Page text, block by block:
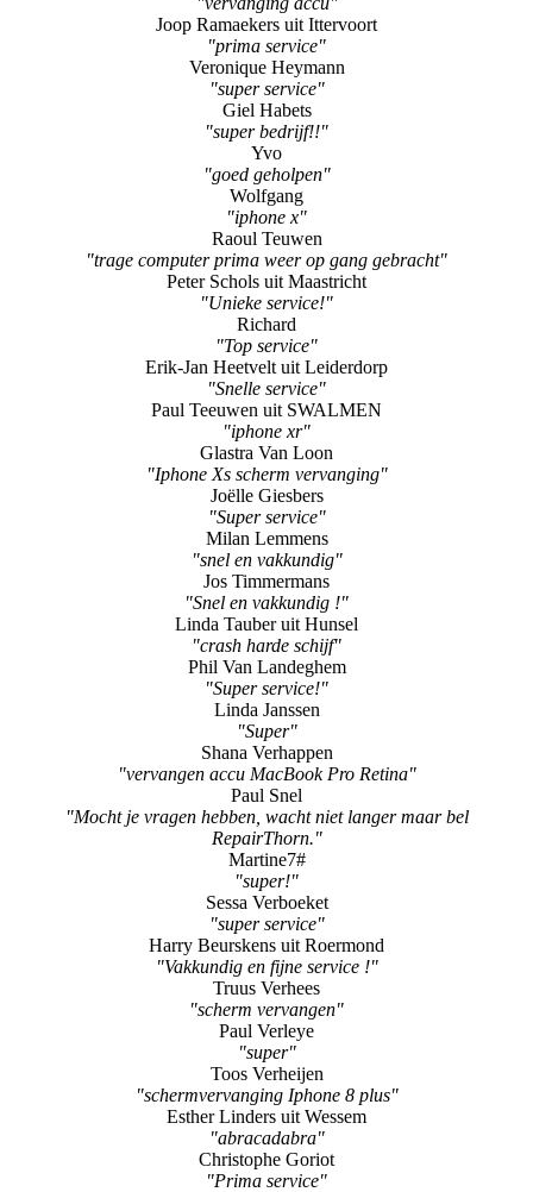
"super service"
Giel Habets
"super bedrijf!!"
Yvo
"goed geholpen"
Wolfgang
"iphone x"
Raoul Teuwen
"trage computer prima weer op gang gebracht"
Peter Schols uit Maastricht
"Unieke service!"
Richard
"Top service"
Erik-Jan Heetvelt uit Leiderdorp
"Snelle service"
Paul Teeuwen uit SWALMEN
"iphone xr"
Glastra Van Loon
"Iphone Xs scherm vervanging"
Joëlle Giesbers
"Super service"
Milan Lemmens
"snel en vakkundig"
Jos Timmermans
"Snel en vakkundig !"
Linda Tauber uit Hunsel
"crash harde schijf"
Phil Van Landeghem
"Super service!"
Linda Janssen
"Super"
Shana Verhappen
"vervangen accu MacBook Pro Retina"
Paul Snel
"Mocht je vragen hebben, wacht niet langer maar bel
RepairThorn."
Martine7#
"super!"
Sessa Verboeket
"super service"
Harry Beurskens uit Roermond
"Vakkundig en fijne service !"
Truus Verhees
"scherm vervangen"
Paul Verleye
"super"
Toos Verheijen
"schermvervanging Iphone 8 plus"
Esther Linders uit Wessem
"abracadabra"
Christophe Goriot
"Prima service"
Axel Waelbers
"bijzonder sterke service- oplossingsgericht"
Tamara Jongerden